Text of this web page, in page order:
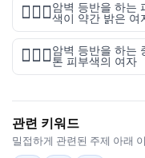
🧗🏼‍♀️암벽 등반을 하는
색이 약간 밝은 여
🧗🏽‍♀️암벽 등반을 하는
톤 피부색의 여자
관련 키워드
밀접하게 관련된 주제 아래